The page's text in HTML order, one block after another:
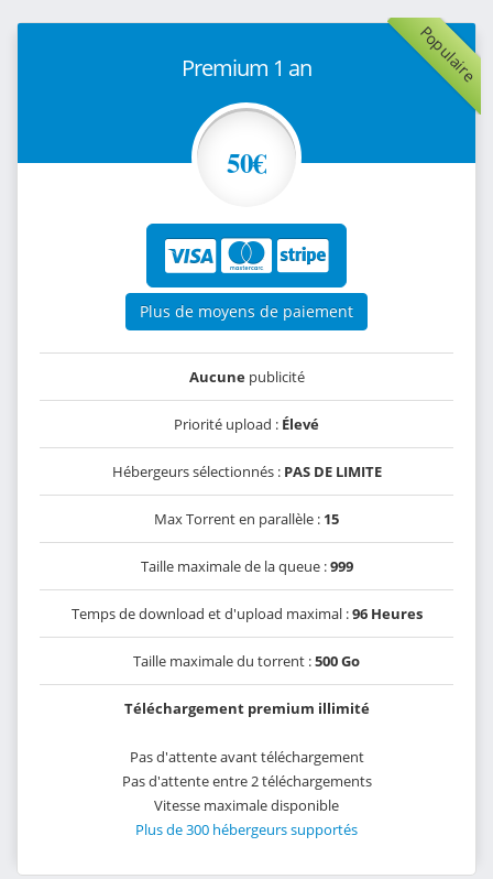
Populaire
Premium 1 an
50€
Plus de moyens de paiement
Aucunepublicité
Priorité upload : Élevé
Hébergeurs sélectionnés : PAS DE LIMITE
Max Torrent en parallèle : 15
Taille maximale de la queue :999
Temps de download et d'upload maximal :96 Heures
Taille maximale du torrent :500 Go
Téléchargement premium illimité
Pas d'attente avant téléchargement
Pas d'attente entre 2 téléchargements
Vitesse maximale disponible
Plus de 300 hébergeurs supportés